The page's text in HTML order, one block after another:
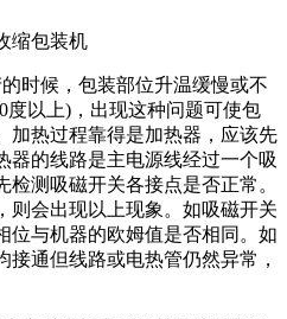
时候，包装部位升温缓慢或不
度以上)，出现这种问题可使包
加热过程靠得是加热器，应该先
器的线路是主电源线经过一个吸
测吸磁开关各接点是否正常。
则会出现以上现象。如吸磁开关
位与机器的欧姆值是否相同。如
通但线路或电热管仍然异常，